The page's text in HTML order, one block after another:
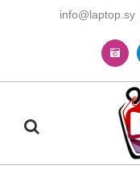
info@laptop.sy
Instagram